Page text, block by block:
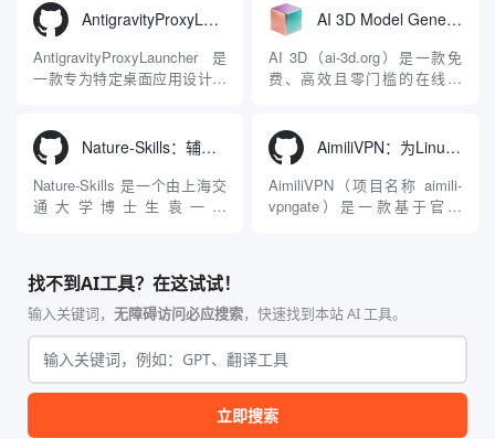
限制，提供集文本、图像、视
频生成于一体的“全模态”大模
型能力。平台的核心产品矩阵
包括主打自动化工作流的
者、营销人员及广大用户提供
一站式、开箱即用的视觉内容
生成解决方案。网站的核心优
势在于其强大的多模型聚合能
AntigravityProxyLauncher：免TUN全局代理使用Antigravity IDE
AntigravityProxyLauncher 是
一款专为特定桌面应用设计的
Windows 平台。当用户使用桌
面版 Gemini 客户端或
Antigravity IDE ...
AI 3D Model Generator：通过文本和图像快速生成3D模型的在线工具
AI 3D（ai-3d.org）是一款免
费、高效且零门槛的在线AI
动Seed 3D两大行业领先的AI
模型架构，致力于帮助用户无
需掌握复杂的3D拓扑知识或昂
贵的专业软件，即可在...
Nature-Skills：辅助撰写学术论文和绘制科研图表的智能体插件
Nature-Skills 是一个由上海交
通大学博士生袁一哲
Nature、Science、Cell 等）
的论文撰写与发表流程设计。
该工具集以智能体插...
AimiliVPN：为Linux提供纯净出站家庭IP的VPN代理网关
AimiliVPN（项目名称 aimili-
vpngate）是一款基于官方
纯 Python 标准库编写，用户
无需安装...
找不到AI工具？在这试试！
输入关键词， 无障碍访问必应搜索，快速找到本站 AI 工具。
立即搜索